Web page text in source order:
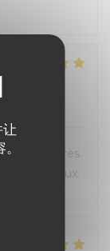
l'écoute. Très
délicieux.